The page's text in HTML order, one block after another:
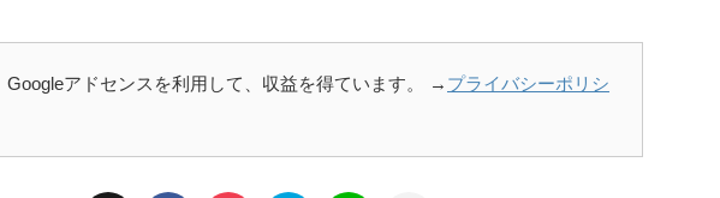
Googleアドセンスを利用して、収益を得ています。 → プライバシーポリシ